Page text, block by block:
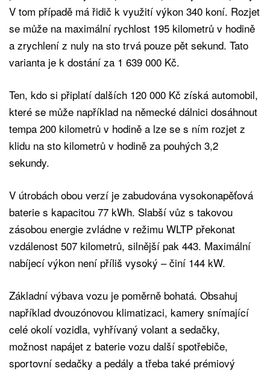
V tom případě má řidič k využití výkon 340 koní. Rozjet
se může na maximální rychlost 195 kilometrů v hodině
a zrychlení z nuly na sto trvá pouze pět sekund. Tato
varianta je k dostání za 1 639 000 Kč.
Ten, kdo si připlatí dalších 120 000 Kč získá automobil,
které se může například na německé dálnici dosáhnout
tempa 200 kilometrů v hodině a lze se s ním rozjet z
klidu na sto kilometrů v hodině za pouhých 3,2
sekundy.
V útrobách obou verzí je zabudována vysokonapěťová
baterie s kapacitou 77 kWh. Slabší vůz s takovou
zásobou energie zvládne v režimu WLTP překonat
vzdálenost 507 kilometrů, silnější pak 443. Maximální
nabíjecí výkon není příliš vysoký – činí 144 kW.
Základní výbava vozu je poměrně bohatá. Obsahuj
například dvouzónovou klimatizaci, kamery snímající
celé okolí vozidla, vyhřívaný volant a sedačky,
možnost napájet z baterie vozu další spotřebiče,
sportovní sedačky a pedály a třeba také prémiový